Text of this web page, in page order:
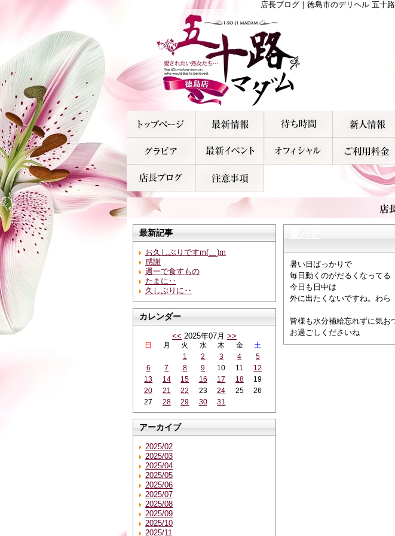
店長ブログ｜徳島市のデリヘル 五十
最新記事
お久しぶりですm(__)m
感謝
週一で食すもの
たまに‥
久しぶりに‥
カレンダー
<< 2025年07月 >>
日 月 火 水 木 金
土
1
2 3 4
5
6
7 8 9 10 11
12
13
14 15 16 17 18
19
20
21 22 23 24 25
26
27
28 29 30 31
アーカイブ
2025/02
2025/03
2025/04
2025/05
2025/06
2025/07
2025/08
2025/09
2025/10
2025/11
暑い日ばっかりで
毎日動くのがだるくなってる
今日も日中は
外に出たくないですね。わら
皆様も水分補給忘れずに気お
お過ごしくださいね